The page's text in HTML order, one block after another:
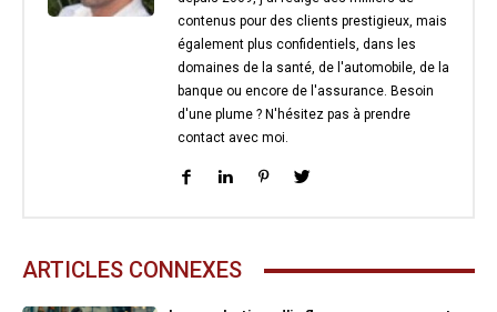
contenus pour des clients prestigieux, mais
également plus confidentiels, dans les
domaines de la santé, de l'automobile, de la
banque ou encore de l'assurance. Besoin
d'une plume ? N'hésitez pas à prendre
contact avec moi.
ARTICLES CONNEXES